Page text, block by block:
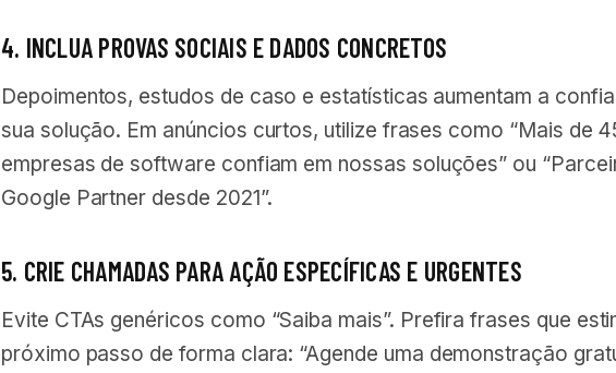
4. INCLUA PROVAS SOCIAIS E DADOS CONCRETOS
Depoimentos, estudos de caso e estatísticas aumentam a
sua solução. Em anúncios curtos, utilize frases como “Mais de
empresas de software confiam em nossas soluções” ou
Google Partner desde 2021”.
5. CRIE CHAMADAS PARA AÇÃO ESPECÍFICAS E URGENTES
Evite CTAs genéricos como “Saiba mais”. Prefira frases que
próximo passo de forma clara: “Agende uma demonstração